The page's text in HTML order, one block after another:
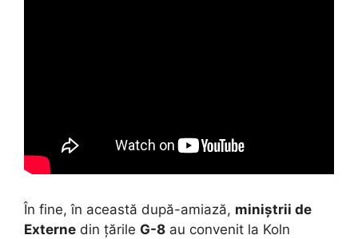
În fine, în această după-amiază, miniștrii de
Externe din țările G-8 au convenit la Koln